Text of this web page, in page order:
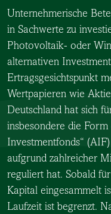
Unternehmerische
in Sachwerte zu
Photovoltaik- oder
alternativen
Ertragsgesichtspunkt
Wertpapieren wie
Deutschland hat sich
insbesondere die
Investmentfonds“
aufgrund zahlreicher
reguliert hat. Sobald
Kapital eingesammelt
Laufzeit ist begrenzt.